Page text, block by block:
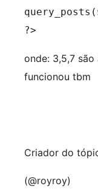
?>
onde: 3,5,7
funcionou tbm
Criador do
(@royroy)